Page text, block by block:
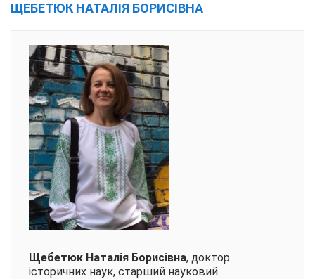
ЩЕБЕТЮК НАТАЛІЯ БОРИСІВНА
Щебетюк Наталія Борисівна, доктор
історичних наук, старший науковий